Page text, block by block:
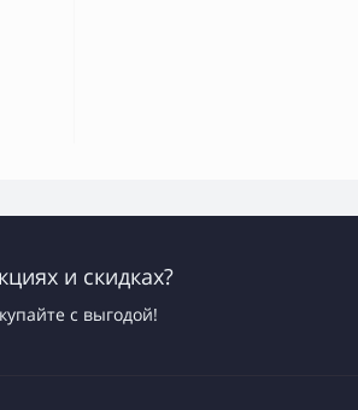
и скидках?
с выгодой!